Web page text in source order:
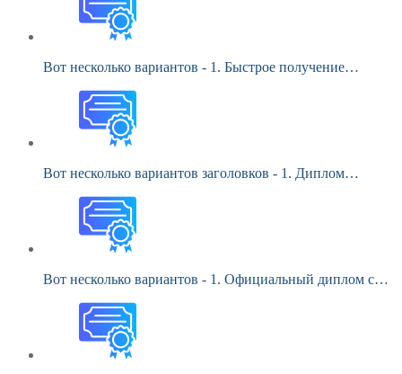
Вот несколько вариантов - 1. Быстрое получение…
Вот несколько вариантов заголовков - 1. Диплом…
Вот несколько вариантов - 1. Официальный диплом с…